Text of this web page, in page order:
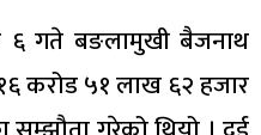
६ गते बङलामुखी बैजनाथ
करोड ५१ लाख ६२ हजार